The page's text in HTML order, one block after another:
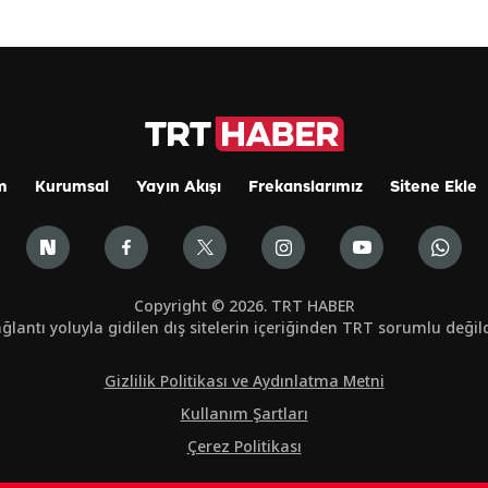
Kurumsal Yayın Akışı Frekanslarımız Sitene Ekle
Copyright © 2026. TRT HABER
yoluyla gidilen dış sitelerin içeriğinden TRT sorumlu
Gizlilik Politikası ve Aydınlatma Metni
Kullanım Şartları
Çerez Politikası